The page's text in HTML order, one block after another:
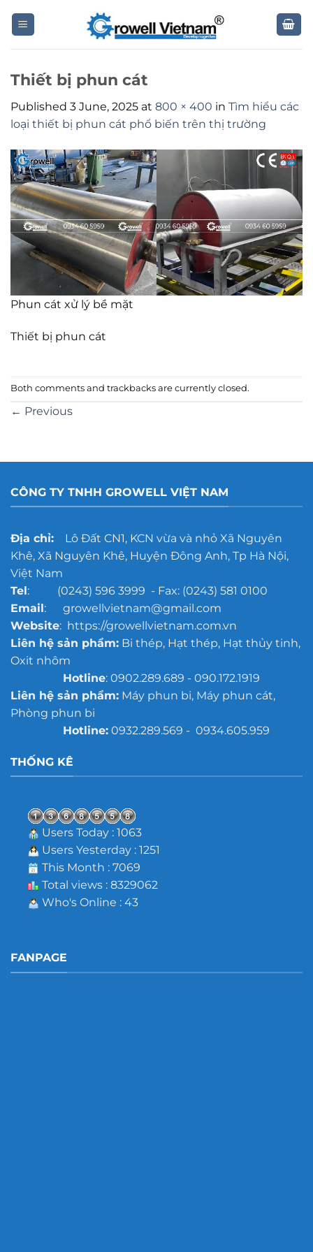
Thiết bị phun cát
Published 3 June, 2025 at 800 × 400 in Tìm hiểu các
loại thiết bị phun cát phổ biến trên thị trường
Phun cát xử lý bề mặt
Thiết bị phun cát
Both comments and trackbacks are currently closed.
← Previous
CÔNG TY TNHH GROWELL VIỆT NAM
Địa chỉ:Lô Đất CN1, KCN vừa và nhỏ Xã Nguyên
Khê, Xã Nguyên Khê, Huyện Đông Anh, Tp Hà Nội,
Việt Nam
Tel: (0243) 596 3999 - Fax: (0243) 581 0100
Email: growellvietnam@gmail.com
Website: https://growellvietnam.com.vn
Liên hệ sản phẩm:Bi thép, Hạt thép, Hạt thủy tinh,
Oxit nhôm
Hotline: 0902.289.689 - 090.172.1919
Liên hệ sản phẩm:Máy phun bi, Máy phun cát,
Phòng phun bi
Hotline:0932.289.569 - 0934.605.959
THỐNG KÊ
Users Today : 1063
Users Yesterday : 1251
This Month : 7069
Total views : 8329062
Who's Online : 43
FANPAGE